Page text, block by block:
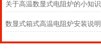
关于高温数显式电阻炉的小知识
数显式箱式高温电阻炉安装说明